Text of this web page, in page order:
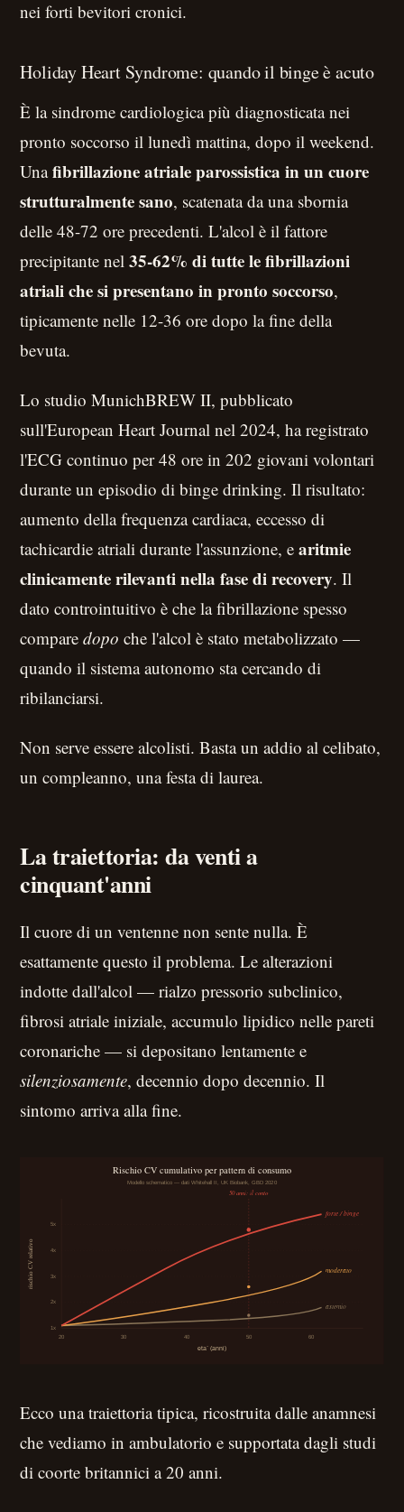
nei forti bevitori cronici.
Holiday Heart Syndrome: quando il binge è acuto
È la sindrome cardiologica più diagnosticata nei
pronto soccorso il lunedì mattina, dopo il weekend.
Unafibrillazione atriale parossistica in un cuore
strutturalmente sano, scatenata da una sbornia
delle 48-72 ore precedenti. L'alcol è il fattore
precipitante nel35-62% di tutte le fibrillazioni
atriali che si presentano in pronto soccorso,
tipicamente nelle 12-36 ore dopo la fine della
bevuta.
Lo studio MunichBREW II, pubblicato
sull'European Heart Journal nel 2024, ha registrato
l'ECG continuo per 48 ore in 202 giovani volontari
durante un episodio di binge drinking. Il risultato:
aumento della frequenza cardiaca, eccesso di
tachicardie atriali durante l'assunzione, earitmie
clinicamente rilevanti nella fase di recovery. Il
dato controintuitivo è che la fibrillazione spesso
comparedopo che l'alcol è stato metabolizzato —
quando il sistema autonomo sta cercando di
ribilanciarsi.
Non serve essere alcolisti. Basta un addio al celibato,
un compleanno, una festa di laurea.
La traiettoria: da venti a
cinquant'anni
Il cuore di un ventenne non sente nulla. È
esattamente questo il problema. Le alterazioni
indotte dall'alcol — rialzo pressorio subclinico,
fibrosi atriale iniziale, accumulo lipidico nelle pareti
coronariche — si depositano lentamente e
silenziosamente, decennio dopo decennio. Il
sintomo arriva alla fine.
Ecco una traiettoria tipica, ricostruita dalle anamnesi
che vediamo in ambulatorio e supportata dagli studi
di coorte britannici a 20 anni.